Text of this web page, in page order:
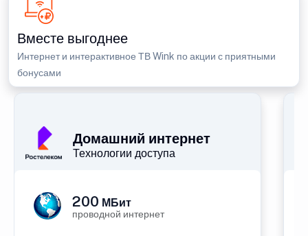
Вместе выгоднее
Интернет и интерактивное ТВ Wink по акции с приятными
бонусами
Домашний интернет
Технологии доступа
200 МБит
проводной интернет